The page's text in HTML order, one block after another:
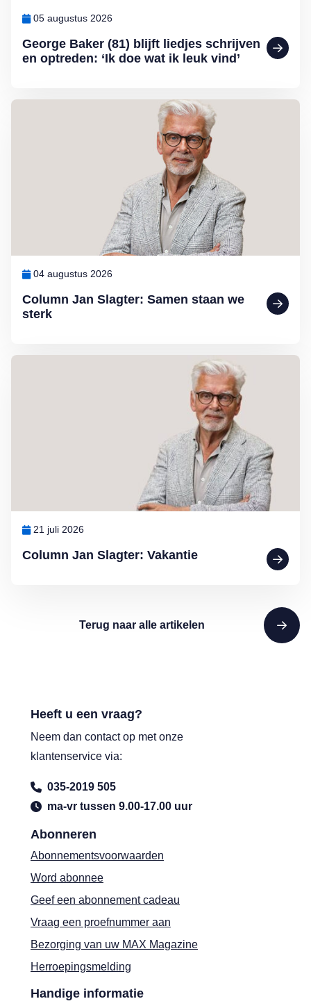
George Baker (81) blijft liedjes schrijven
en optreden: ‘Ik doe wat ik leuk vind’
05 augustus 2026
Column Jan Slagter: Samen staan we
sterk
04 augustus 2026
Lees meer over Column Jan Slagter: Samen staan we sterk
Column Jan Slagter: Vakantie
21 juli 2026
Lees meer over Column Jan Slagter: Vakantie
Terug naar alle artikelen
Abonneren
Abonnementsvoorwaarden
Word abonnee
Geef een abonnement cadeau
Vraag een proefnummer aan
Bezorging van uw MAX Magazine
Herroepingsmelding
Handige informatie
Heeft u een vraag?
Neem dan contact op met onze
klantenservice via:
035-2019 505
ma-vr tussen 9.00-17.00 uur